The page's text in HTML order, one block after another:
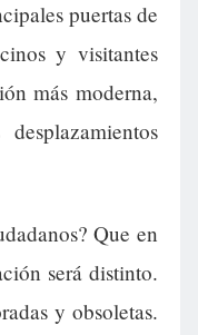
puertas de
y visitantes
más moderna,
Que en
será distinto.
y obsoletas.